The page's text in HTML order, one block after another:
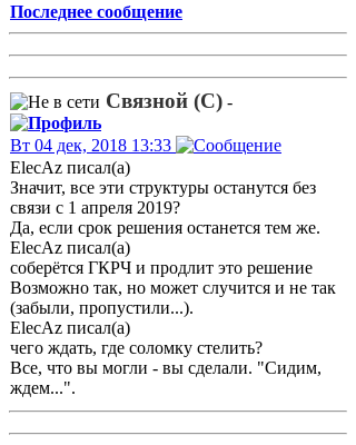
Последнее сообщение
Связной (С) -
Вт 04 дек, 2018 13:33
ElecAz писал(а)
Значит, все эти структуры останутся без
связи с 1 апреля 2019?
Да, если срок решения останется тем же.
ElecAz писал(а)
соберётся ГКРЧ и продлит это решение
Возможно так, но может случится и не так
(забыли, пропустили...).
ElecAz писал(а)
чего ждать, где соломку стелить?
Все, что вы могли - вы сделали. "Сидим,
ждем...".